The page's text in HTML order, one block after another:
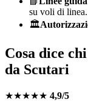
su voli di linea.
🏛️
Cosa dice
da Scutari
★★★★★ 4,9/5